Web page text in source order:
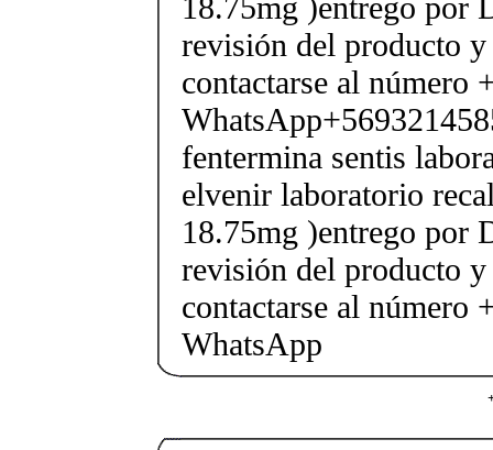
revisión del producto
contactarse al número
fentermina sentis
elvenir laboratorio
18.75mg )entrego por
revisión del producto
contactarse al número
WhatsApp